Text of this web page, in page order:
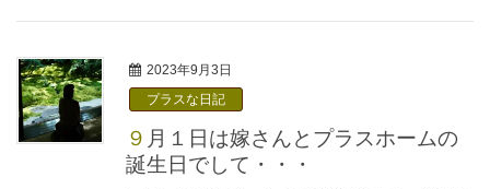
2023年9月3日
プラスな日記
９月１日は嫁さんとプラスホームの
誕生日でして・・・